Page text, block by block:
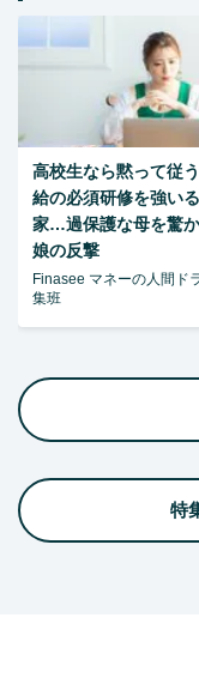
高校生なら黙って従
給の必須研修を強い
家…過保護な母を驚
娘の反撃
Finasee マネーの人間ド
集班
特